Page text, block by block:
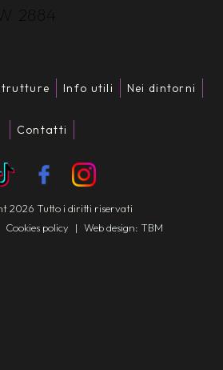
2884
Info utili Nei dintorni
Contatti
2026 Tutto i diritti riservati
Cookies policy | Web design: TBM